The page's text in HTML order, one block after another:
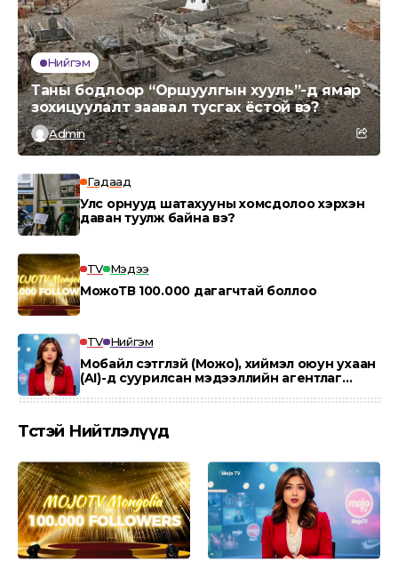
Нийгэм
Таны бодлоор “Оршуулгын хууль”-д ямар
зохицуулалт заавал тусгах ёстой вэ?
Admin
Гадаад
Улс орнууд шатахууны хомсдолоо хэрхэн
даван туулж байна вэ?
TV Мэдээ
МожоТВ 100.000 дагагчтай боллоо
TV Нийгэм
Мобайл сэтгүүлзүй (Можо), хиймэл оюун ухаан
(AI)-д суурилсан мэдээллийн агентлаг
Төсөөтэй Нийтлэлүүд